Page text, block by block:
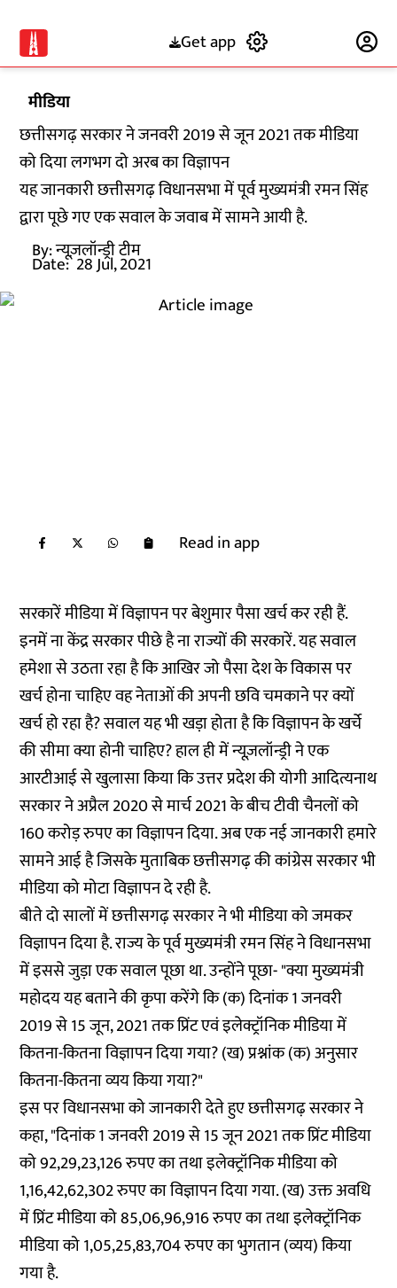
Get app
मीडिया
छत्तीसगढ़ सरकार ने जनवरी 2019 से जून 2021 तक मीडिया
को दिया लगभग दो अरब का विज्ञापन
यह जानकारी छत्तीसगढ़ विधानसभा में पूर्व मुख्यमंत्री रमन सिंह
द्वारा पूछे गए एक सवाल के जवाब में सामने आयी है.
By:न्यूज़लॉन्ड्री टीम
Date: 28 Jul, 2021
Read in app
सरकारें मीडिया में विज्ञापन पर बेशुमार पैसा खर्च कर रही हैं.
इनमें ना केंद्र सरकार पीछे है ना राज्यों की सरकारें. यह सवाल
हमेशा से उठता रहा है कि आखिर जो पैसा देश के विकास पर
खर्च होना चाहिए वह नेताओं की अपनी छवि चमकाने पर क्यों
खर्च हो रहा है? सवाल यह भी खड़ा होता है कि विज्ञापन के खर्चे
की सीमा क्या होनी चाहिए? हाल ही में न्यूज़लॉन्ड्री ने एक
आरटीआई से खुलासा किया कि उत्तर प्रदेश की योगी आदित्यनाथ
सरकार ने अप्रैल 2020 से मार्च 2021 के बीच टीवी चैनलों को
160 करोड़ रुपए का विज्ञापन दिया. अब एक नई जानकारी हमारे
सामने आई है जिसके मुताबिक छत्तीसगढ़ की कांग्रेस सरकार भी
मीडिया को मोटा विज्ञापन दे रही है.
बीते दो सालों में छत्तीसगढ़ सरकार ने भी मीडिया को जमकर
विज्ञापन दिया है. राज्य के पूर्व मुख्यमंत्री रमन सिंह ने विधानसभा
में इससे जुड़ा एक सवाल पूछा था. उन्होंने पूछा- "क्या मुख्यमंत्री
महोदय यह बताने की कृपा करेंगे कि (क) दिनांक 1 जनवरी
2019 से 15 जून, 2021 तक प्रिंट एवं इलेक्ट्रॉनिक मीडिया में
कितना-कितना विज्ञापन दिया गया? (ख) प्रश्नांक (क) अनुसार
कितना-कितना व्यय किया गया?"
इस पर विधानसभा को जानकारी देते हुए छत्तीसगढ़ सरकार ने
कहा, "दिनांक 1 जनवरी 2019 से 15 जून 2021 तक प्रिंट मीडिया
को 92,29,23,126 रुपए का तथा इलेक्ट्रॉनिक मीडिया को
1,16,42,62,302 रुपए का विज्ञापन दिया गया. (ख) उक्त अवधि
में प्रिंट मीडिया को 85,06,96,916 रुपए का तथा इलेक्ट्रॉनिक
मीडिया को 1,05,25,83,704 रुपए का भुगतान (व्यय) किया
गया है.